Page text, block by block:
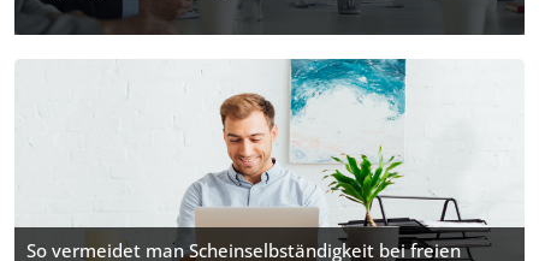
So vermeidet man Scheinselbständigkeit bei freien